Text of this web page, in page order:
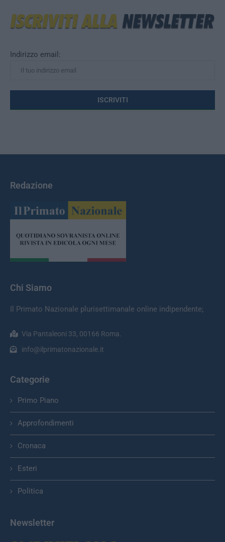
Indirizzo email:
Redazione
Chi Siamo
Il Primato Nazionale plurisettimanale online indipendente;
Via Pantaleoni 33, 00166 Roma.
info@ilprimatonazionale.it
Categorie
Primo Piano
Approfondimenti
Cronaca
Esteri
Politica
Newsletter